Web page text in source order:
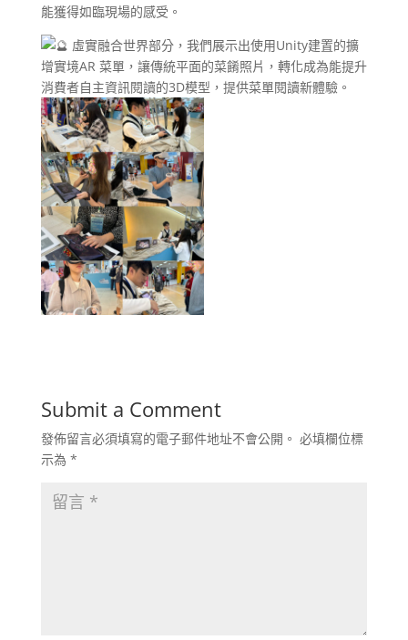
能獲得如臨現場的感受。
虛實融合世界部分，我們展示出使用Unity建置的擴
增實境AR 菜單，讓傳統平面的菜餚照片，轉化成為能提升
消費者自主資訊閱讀的3D模型，提供菜單閱讀新體驗。
Submit a Comment
發佈留言必須填寫的電子郵件地址不會公開。 必填欄位標
示為 *